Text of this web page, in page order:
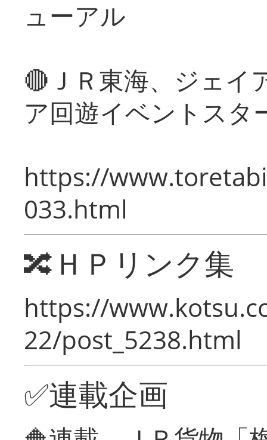
ューアル
🔴ＪＲ東海、ジェイ
ア回遊イベントスタ
https://
033.html
🔀ＨＰリンク集
https://
22/post_5238.html
✅連載企画